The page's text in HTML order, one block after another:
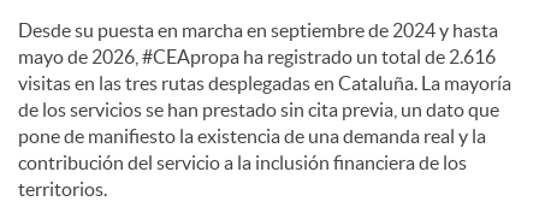
Desde su puesta en marcha en septiembre de 2024 y hasta
mayo de 2026, #CEApropa ha registrado un total de 2.616
visitas en las tres rutas desplegadas en Cataluña. La mayoría
de los servicios se han prestado sin cita previa, un dato que
pone de manifiesto la existencia de una demanda real y la
contribución del servicio a la inclusión financiera de los
territorios.